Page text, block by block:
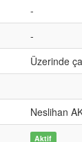
-
-
Üzerinde
Neslihan
Aktif